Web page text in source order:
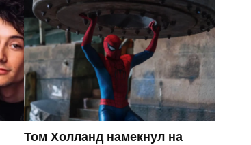
Том Холланд намекнул на